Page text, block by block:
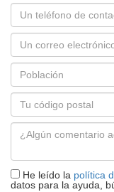
Teléfono
Correo
electrónico
Población
Código
postal
Mensaje
He leído la política
datos para la ayuda,